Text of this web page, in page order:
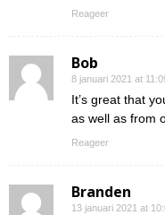
Reageer
Bob
8 januari 2021 at
It’s great that
as well as from
Reageer
Branden
13 januari 2021 at